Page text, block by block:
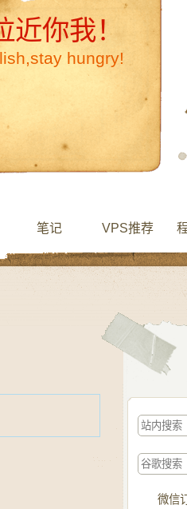
近你我！
hungry!
笔记 VPS推荐
微信